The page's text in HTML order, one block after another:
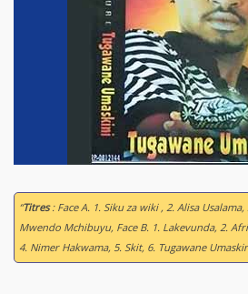
“Titres: Face A. 1. Siku za wiki , 2. Alisa
Mwendo Mchibuyu, Face B. 1. Lakevunda, 2.
4. Nimer Hakwama, 5. Skit, 6. Tugawane